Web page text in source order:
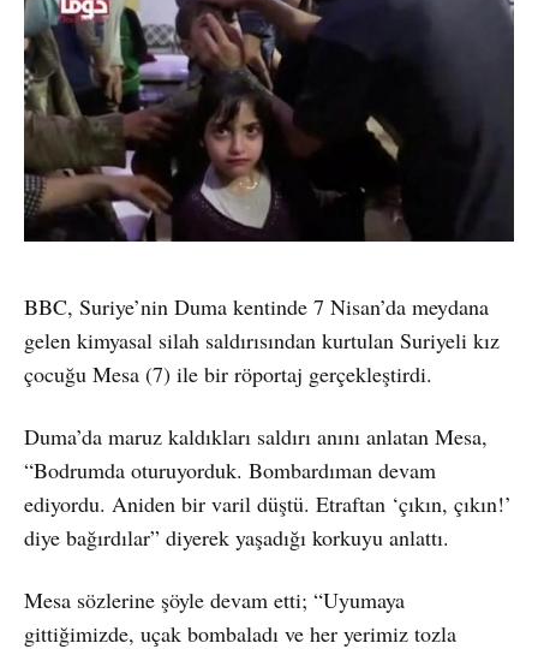
BBC, Suriye’nin Duma kentinde 7 Nisan’da meydana
gelen kimyasal silah saldırısından kurtulan Suriyeli kız
çocuğu Mesa (7) ile bir röportaj gerçekleştirdi.
Duma’da maruz kaldıkları saldırı anını anlatan Mesa,
“Bodrumda oturuyorduk. Bombardıman devam
ediyordu. Aniden bir varil düştü. Etraftan ‘çıkın, çıkın!’
diye bağırdılar” diyerek yaşadığı korkuyu anlattı.
Mesa sözlerine şöyle devam etti; “Uyumaya
gittiğimizde, uçak bombaladı ve her yerimiz tozla